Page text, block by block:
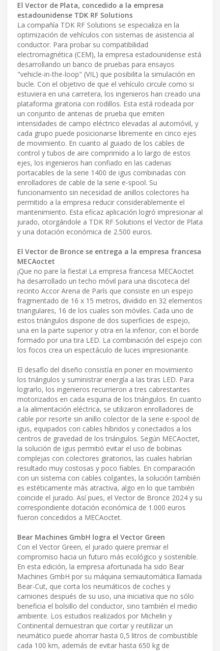
El Vector de Plata, concedido a la empresa
estadounidense TDK RF Solutions
La compañía TDK RF Solutions se especializa en la
optimización de vehículos con sistemas de asistencia al
conductor. Para probar su compatibilidad
electromagnética (CEM), la empresa estadounidense está
desarrollando un banco de pruebas para ensayos
"vehicle-in-the-loop" (VIL) que posibilita la simulación en
bucle. Con el objetivo de que el vehículo circule como si
estuviera en una carretera, los ingenieros han creado una
plataforma giratoria con rodillos. Esta está rodeada por
un conjunto de antenas de prueba que emiten
intensidades de campo eléctrico elevadas al automóvil, y
cada grupo puede posicionarse libremente en cinco ejes
de movimiento. En cuanto al guiado de los cables de
control y tubos de aire comprimido a lo largo de estos
ejes, los ingenieros han confiado en las cadenas
portacables de la serie 1400 de igus combinadas con
enrolladores de cable de la serie e-spool. Su
funcionamiento sin necesidad de anillos colectores ha
permitido a la empresa reducir considerablemente el
mantenimiento. Esta eficaz aplicación logró impresionar al
jurado, otorgándole a TDK RF Solutions el Vector de Plata
y una dotación económica de 2.500 euros.
El Vector de Bronce se entrega a la empresa francesa
MECAoctet
¡Que no pare la fiesta! La empresa francesa MECAoctet
ha desarrollado un techo móvil para una discoteca del
recinto Accor Arena de París que consiste en un espejo
fragmentado de 16 x 15 metros, dividido en 32 elementos
triangulares, 16 de los cuales son móviles. Cada uno de
estos triángulos dispone de dos superficies de espejo,
una en la parte superior y otra en la inferior, con el borde
formado por una tira LED. La combinación del espejo con
los focos crea un espectáculo de luces impresionante.
El desafío del diseño consistía en poner en movimiento
los triángulos y suministrar energía a las tiras LED. Para
lograrlo, los ingenieros recurrieron a tres cabrestantes
motorizados en cada esquina de los triángulos. En cuanto
a la alimentación eléctrica, se utilizaron enrolladores de
cable por resorte sin anillo colector de la serie e-spool de
igus, equipados con cables híbridos y conectados a los
centros de gravedad de los triángulos. Según MECAoctet,
la solución de igus permitió evitar el uso de bobinas
complejas con colectores giratorios, las cuales habrían
resultado muy costosas y poco fiables. En comparación
con un sistema con cables colgantes, la solución también
es estéticamente más atractiva, algo en lo que también
coincide el jurado. Así pues, el Vector de Bronce 2024 y su
correspondiente dotación económica de 1.000 euros
fueron concedidos a MECAoctet.
Bear Machines GmbH logra el Vector Green
Con el Vector Green, el jurado quiere premiar el
compromiso hacia un futuro más ecológico y sostenible.
En esta edición, la empresa afortunada ha sido Bear
Machines GmbH por su máquina semiautomática llamada
Bear-Cut, que corta los neumáticos de coches y
camiones después de su uso, una iniciativa que no sólo
beneficia el bolsillo del conductor, sino también el medio
ambiente. Los estudios realizados por Michelin y
Continental demuestran que cortar y reutilizar un
neumático puede ahorrar hasta 0,5 litros de combustible
cada 100 km, además de evitar hasta 650 kg de